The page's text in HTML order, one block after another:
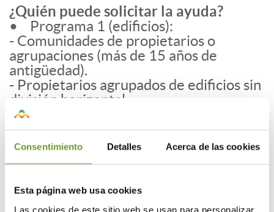
Consentimiento Detalles Acerca de las cookies
Esta página web usa cookies
Las cookies de este sitio web se usan para personalizar
¿Quién puede solicitar la ayuda?
• Programa 1 (edificios):
- Comunidades de propietarios o
agrupaciones (más de 15 años de
antigüedad).
- Propietarios agrupados de edificios sin
división horizontal.
- Cooperativas de propietarios.
• Programa 2 (viviendas, viviendas
unifamiliares)
Requisitos a cumplir: deberá constituir
su vivienda habitual en el que resida al